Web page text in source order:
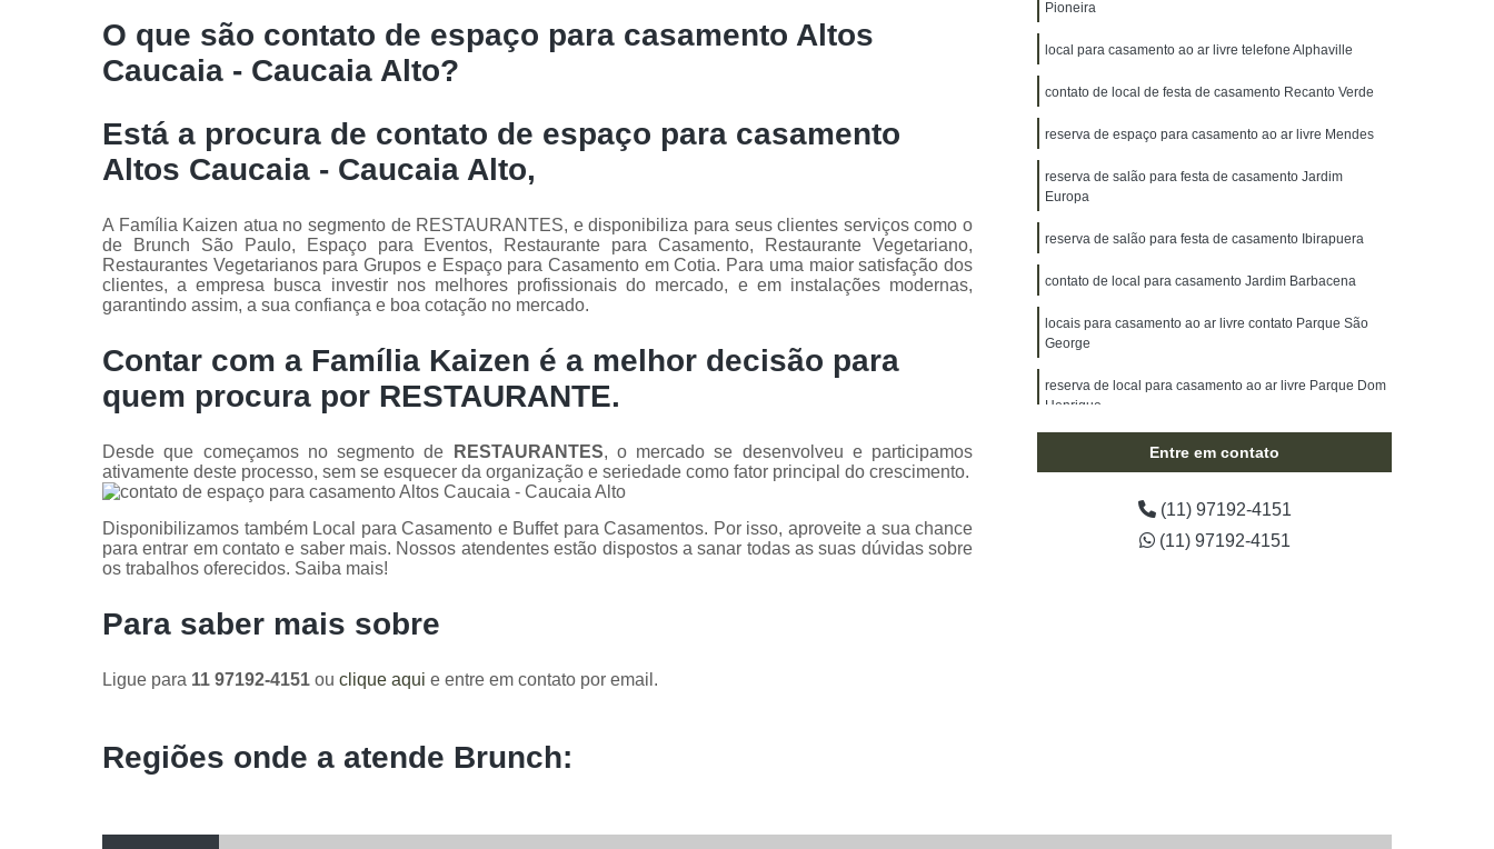
O que são contato de espaço para casamento Altos
Caucaia - Caucaia Alto?
Está a procura de contato de espaço para casamento
Altos Caucaia - Caucaia Alto,
A Família Kaizen atua no segmento de RESTAURANTES, e disponibiliza para seus clientes serviços como o
de Brunch São Paulo, Espaço para Eventos, Restaurante para Casamento, Restaurante Vegetariano,
Restaurantes Vegetarianos para Grupos e Espaço para Casamento em Cotia. Para uma maior satisfação dos
clientes, a empresa busca investir nos melhores profissionais do mercado, e em instalações modernas,
garantindo assim, a sua confiança e boa cotação no mercado.
Contar com a Família Kaizen é a melhor decisão para
quem procura por RESTAURANTE.
Desde que começamos no segmento de RESTAURANTES, o mercado se desenvolveu e participamos
ativamente deste processo, sem se esquecer da organização e seriedade como fator principal do crescimento.
Disponibilizamos também Local para Casamento e Buffet para Casamentos. Por isso, aproveite a sua chance
para entrar em contato e saber mais. Nossos atendentes estão dispostos a sanar todas as suas dúvidas sobre
os trabalhos oferecidos. Saiba mais!
Para saber mais sobre
Ligue para 11 97192-4151 ou clique aqui e entre em contato por email.
Pioneira
local para casamento ao ar livre telefone Alphaville
contato de local de festa de casamento Recanto Verde
reserva de espaço para casamento ao ar livre Mendes
reserva de salão para festa de casamento Jardim
Europa
reserva de salão para festa de casamento Ibirapuera
contato de local para casamento Jardim Barbacena
locais para casamento ao ar livre contato Parque São
George
reserva de local para casamento ao ar livre Parque Dom
Henrique
contato de salões de festa para casamento Residencial
Entre em contato
(11) 97192-4151
(11) 97192-4151
Regiões onde a atende Brunch: